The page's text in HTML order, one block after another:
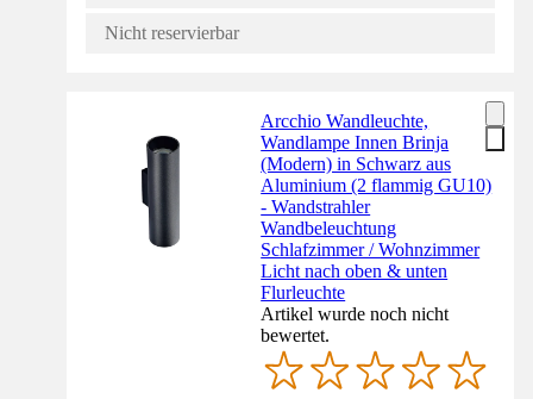
Nicht reservierbar
Arcchio Wandleuchte,
Wandlampe Innen Brinja
(Modern) in Schwarz aus
Aluminium (2 flammig GU10)
- Wandstrahler
Wandbeleuchtung
Schlafzimmer / Wohnzimmer
Licht nach oben & unten
Flurleuchte
Artikel wurde noch nicht
bewertet.